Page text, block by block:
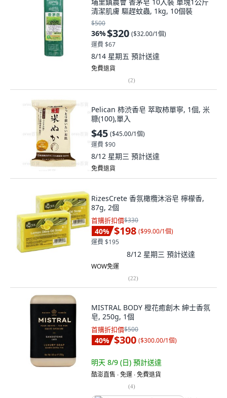
清潔肌膚 驅趕蚊蟲, 1kg, 10個裝
$500
36%$320 ($32.00/1個)
運費 $67
8/14 星期五 預計送達
免費退貨
(2)
Pelican 柿渋香皂 萃取柿單寧, 1個, 米
糠(100),單入
$45 ($45.00/1個)
運費 $90
8/12 星期三 預計送達
免費退貨
RizesCrete 香氛橄欖沐浴皂 檸檬香,
87g, 2個
首購折扣價$330
40% $198 ($99.00/1個)
運費 $195
8/12 星期三 預計送達
WOW免運
(22)
MISTRAL BODY 橙花癒創木 紳士香氛
皂, 250g, 1個
首購折扣價$500
40% $300 ($300.00/1個)
明天 8/9 (日) 預計送達
酷澎直售 ∙ 免運 ∙ 免費退貨
(4)